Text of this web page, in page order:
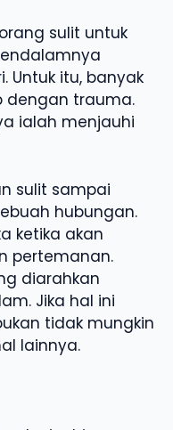
sulit untuk
Untuk itu, banyak
dengan trauma.
ialah menjauhi
sulit sampai
hubungan.
ketika akan
pertemanan.
diarahkan
Jika hal ini
tidak mungkin
lainnya.